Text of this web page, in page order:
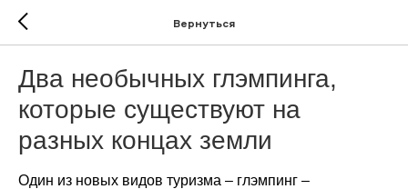
Вернуться
Два необычных глэмпинга,
которые существуют на
разных концах земли
Один из новых видов туризма – глэмпинг –